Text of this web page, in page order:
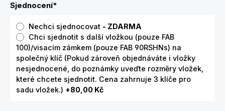
Sjednocení*
Nechci sjednocovat - ZDARMA
Chci sjednotit s další vložkou (pouze FAB
100)/visacím zámkem (pouze FAB 90RSHNs) na
společný klíč (Pokud zároveň objednáváte i vložky
nesjednocené, do poznámky uveďte rozměry vložek,
které chcete sjednotit. Cena zahrnuje 3 klíče pro
sadu vložek.) +80,00 Kč